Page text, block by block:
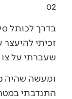
02
בדרך לכותל
זכיתי
שעברתי על צו
ומעשה שהיה
התנדבתי